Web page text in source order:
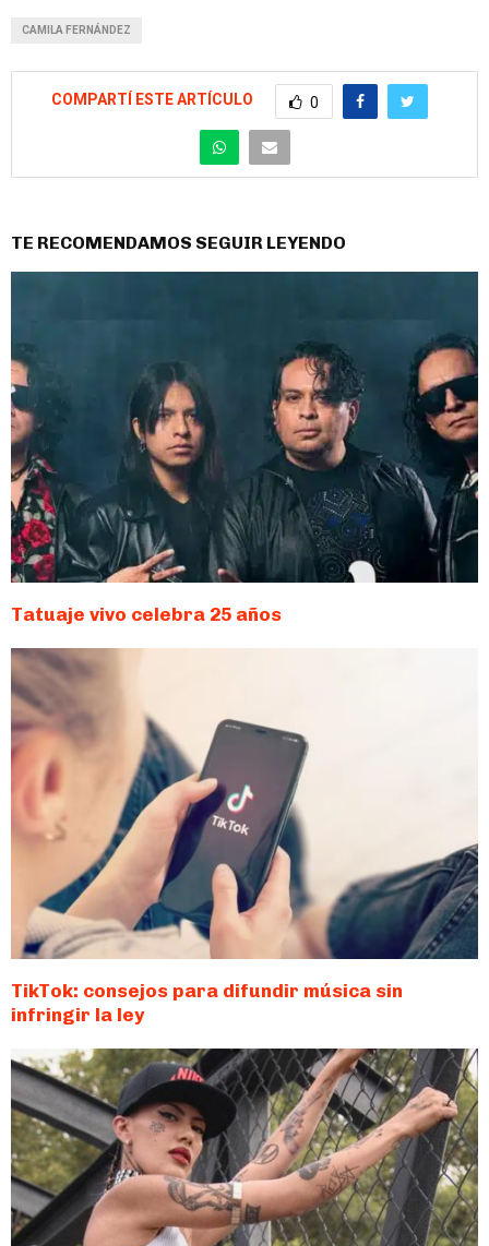
CAMILA FERNÁNDEZ
COMPARTÍ ESTE ARTÍCULO 0
TE RECOMENDAMOS SEGUIR LEYENDO
Tatuaje vivo celebra 25 años
TikTok: consejos para difundir música sin
infringir la ley